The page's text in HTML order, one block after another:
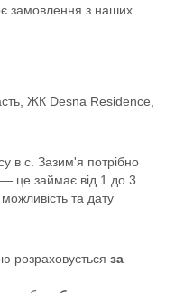
замовлення з наших
ЖК Desna Residence,
в с. Зазим'я потрібно
— це займає від 1 до 3
та дату
розраховується за